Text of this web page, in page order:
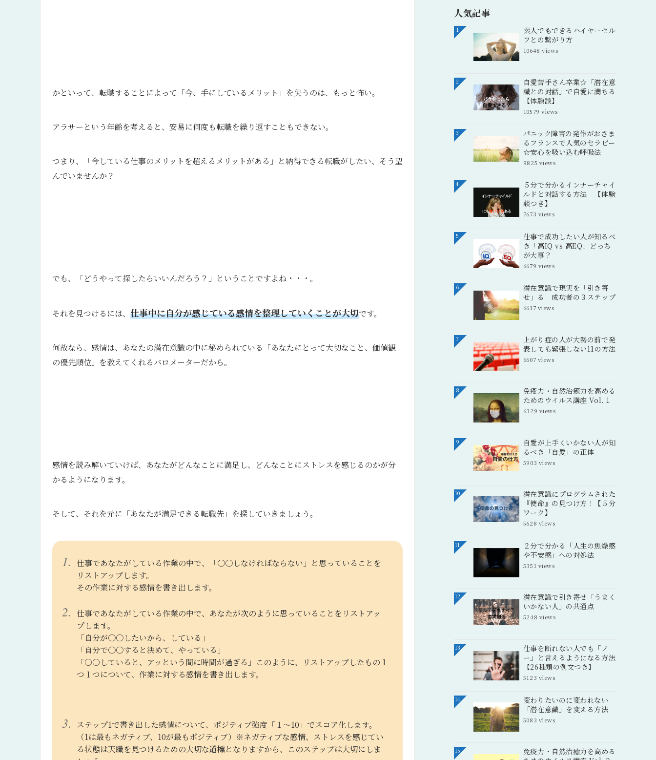
かといって、転職することによって「今、手にしているメリット」を失うのは、もっと怖い。
アラサーという年齢を考えると、安易に何度も転職を繰り返すこともできない。
つまり、「今している仕事のメリットを超えるメリットがある」と納得できる転職がしたい、そう望
んでいませんか？
でも、「どうやって探したらいいんだろう？」ということですよね・・・。
それを見つけるには、 仕事中に自分が感じている感情を整理していくことが大切です。
何故なら、感情は、 あなたの潜在意識の中に秘められている「あなたにとって大切なこと、価値観
の優先順位」を教えてくれるバロメーターだから。
感情を読み解いていけば、あなたがどんなことに満足し、どんなことにストレスを感じるのかが分
かるようになります。
そして、それを元に「あなたが満足できる転職先」を探していきましょう。
仕事であなたがしている作業の中で、「〇〇しなければならない」と思っていることを
リストアップします。
その作業に対する感情を書き出します。
仕事であなたがしている作業の中で、あなたが次のように思っていることをリストアッ
プします。
「自分が〇〇したいから、している」
「自分で〇〇すると決めて、やっている」
「○○していると、アッという間に時間が過ぎる」このように、リストアップしたもの１
つ１つについて、作業に対する感情を書き出します。
ステップ1で書き出した感情について、ポジティブ強度「１～10」でスコア化します。
（1は最もネガティブ、10が最もポジティブ）※ネガティブな感情、ストレスを感じてい
る状態は天職を見つけるための大切な道標となりますから、このステップは大切にしま
人気記事
1
素人でもできるハイヤーセル
フとの繋がり方
10648 views
2
自愛苦手さん卒業☆「潜在意
識との対話」で自愛に満ちる
【体験談】
10579 views
3
パニック障害の発作がおさま
るフランスで人気のセラピー
☆安心を吸い込む呼吸法
9825 views
4
５分で分かるインナーチャイ
ルドと対話する方法 【体験
談つき】
7673 views
5
仕事で成功したい人が知るべ
き「高IQ vs 高EQ」どっち
が大事？
6679 views
6
潜在意識で現実を「引き寄
せ」る 成功者の３ステップ
6617 views
7
上がり症の人が大勢の前で発
表しても緊張しない11の方法
6607 views
8
免疫力・自然治癒力を高める
ためのウイルス講座 Vol.１
6329 views
9
自愛が上手くいかない人が知
るべき「自愛」の正体
5903 views
10
潜在意識にプログラムされた
『使命』の見つけ方！【５分
ワーク】
5628 views
11
２分で分かる「人生の焦燥感
や不安感」への対処法
5351 views
12
潜在意識で引き寄せ「うまく
いかない人」の共通点
5248 views
13
仕事を断れない人でも「ノ
ー」と言えるようになる方法
【26種類の例文つき】
5123 views
14
変わりたいのに変われない
「潜在意識」を変える方法
5083 views
15
免疫力・自然治癒力を高める